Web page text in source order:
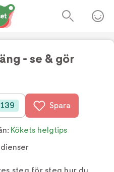
- se & gör
röster)
139 Spara
Kökets helgtips